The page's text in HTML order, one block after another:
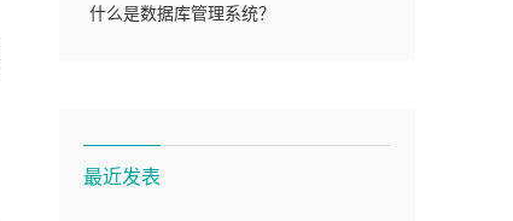
什么是数据库管理系统？
最近发表